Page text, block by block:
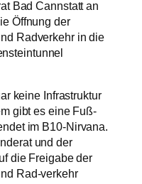
Erst im April
Bad Cannstatt an
Öffnung der
Radverkehr in die
keine Infrastruktur
gibt es eine Fuß-
im B10-Nirvana.
und der
die Freigabe der